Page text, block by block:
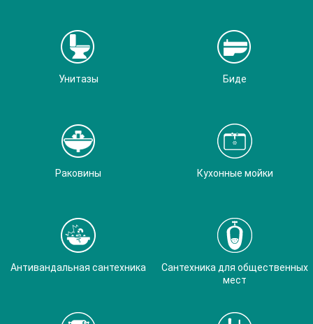
Унитазы Биде
Раковины Кухонные мойки
Антивандальная сантехника
Сантехника для общественных
мест